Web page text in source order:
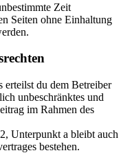
Zeit
Seiten ohne Einhaltung
erteilst du dem Betreiber
unbeschränktes und
im Rahmen des
Unterpunkt a bleibt auch
bestehen.